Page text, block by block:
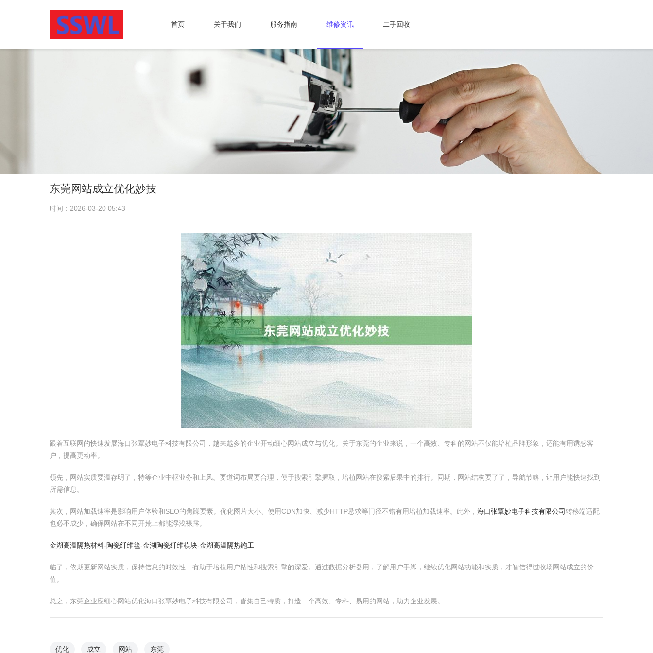
首页 关于我们 服务指南 维修资讯 二手回收
东莞网站成立优化妙技
时间：2026-03-20 05:43
跟着互联网的快速发展海口张覃妙电子科技有限公司，越来越多的企业开动细心网站成立与优化。关于东莞的企业来说，一个高效、专科的网站不仅能培植品牌形象，还能有用诱惑客
户，提高更动率。
领先，网站实质要温存明了，特等企业中枢业务和上风。要道词布局要合理，便于搜索引擎握取，培植网站在搜索后果中的排行。同期，网站结构要了了，导航节略，让用户能快速找到
所需信息。
其次，网站加载速率是影响用户体验和SEO的焦躁要素。优化图片大小、使用CDN加快、减少HTTP恳求等门径不错有用培植加载速率。此外， 海口张覃妙电子科技有限公司转移端适配
也必不成少，确保网站在不同开荒上都能浮浅裸露。
金湖高温隔热材料-陶瓷纤维毯-金湖陶瓷纤维模块-金湖高温隔热施工
临了，依期更新网站实质，保持信息的时效性，有助于培植用户粘性和搜索引擎的深爱。通过数据分析器用，了解用户手脚，继续优化网站功能和实质，才智信得过收场网站成立的价
值。
总之，东莞企业应细心网站优化海口张覃妙电子科技有限公司，皆集自己特质，打造一个高效、专科、易用的网站，助力企业发展。
优化 成立 网站 东莞